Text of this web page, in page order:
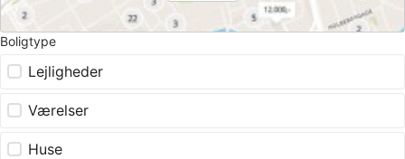
Boligtype
Lejligheder
Værelser
Huse